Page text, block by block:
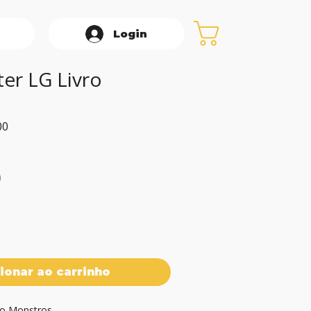
Login
LG Livro
ao carrinho